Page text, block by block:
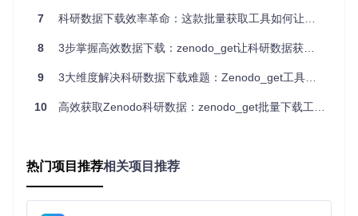
错误率：手动筛选导致约8.7%的关键数据遗漏或误选
时间占比：数据筛选占整个数据分析流程的31%，远超模型
训练时间
李分析师所在的团队需要从Zenodo的金融数据集中提取特定
市场数据，总大小超过80GB。传统方法要求下载完整数据集
7 科研数据下载效率革命：这款批量获取工具如何让你告别"下载焦虑"？
8 3步掌握高效数据下载：zenodo_get让科研数据获取提速10倍
9 3大维度解决科研数据下载难题：Zenodo_get工具的全方位应用指南
10 高效获取Zenodo科研数据：zenodo_get批量下载工具全攻略
热门项目推荐相关项目推荐